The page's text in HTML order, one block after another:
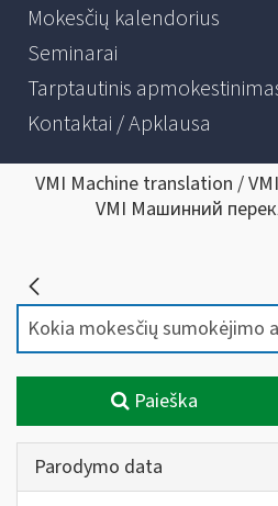
Mokesčių kalendorius
Seminarai
Tarptautinis
Kontaktai / Apklausa
VMI Machine translation /
VMI Машинний
Paieška
Parodymo data